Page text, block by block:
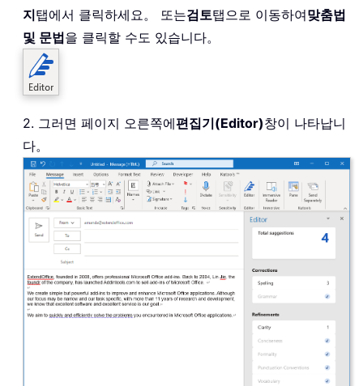
지탭에서 클릭하세요。 또는검토탭으로 이동하여맞춤법
및 문법을 클릭할 수도 있습니다。
2. 그러면 페이지 오른쪽에편집기(Editor)창이 나타납니
다。